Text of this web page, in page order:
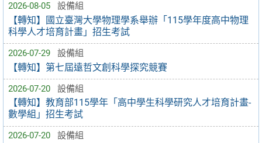
2026-08-05 設備組
【轉知】國立臺灣大學物理學系舉辦「115學年度高中物理
科學人才培育計畫」招生考試
2026-07-29 設備組
【轉知】第七屆遠哲文創科學探究競賽
2026-07-20 設備組
【轉知】教育部115學年「高中學生科學研究人才培育計畫-
數學組」招生考試
2026-07-20 設備組